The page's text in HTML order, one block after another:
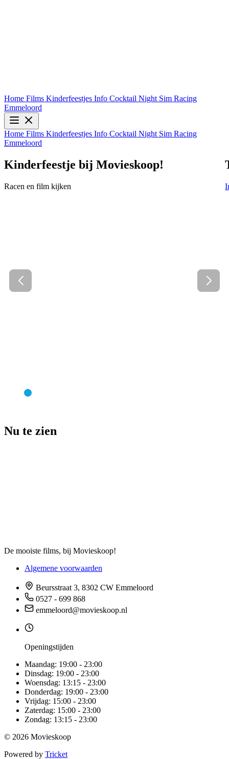
Home Films Kinderfeestjes Info Cocktail Night Sim Racing
Emmeloord
Home Films Kinderfeestjes Info Cocktail Night Sim Racing
Emmeloord
Toy Story 5 (2D NL)
Info & Tickets
Nu te zien
De mooiste films, bij Movieskoop!
Algemene voorwaarden
Beursstraat 3, 8302 CW Emmeloord
0527 - 699 868
emmeloord@movieskoop.nl
Openingstijden
Maandag: 19:00 - 23:00
Dinsdag: 19:00 - 23:00
Woensdag: 13:15 - 23:00
Donderdag: 19:00 - 23:00
Vrijdag: 15:00 - 23:00
Zaterdag: 15:00 - 23:00
Zondag: 13:15 - 23:00
© 2026 Movieskoop
Powered by Tricket